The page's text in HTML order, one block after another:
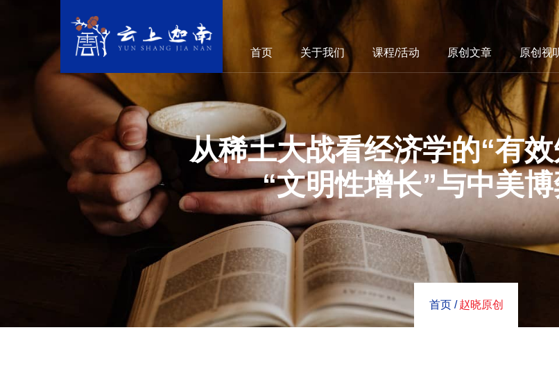
首页 关于我们 课程/活动 原创文章 原创视
从稀土大战看经济学的“有
“文明性增长”与中美
首页 / 赵晓原创